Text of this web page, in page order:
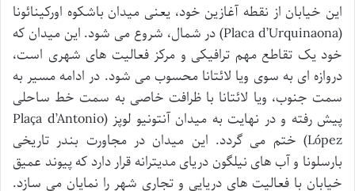
این خیابان از نقطه آغازین خود، یعنی میدان باشکوه اورکینائونا
(Placa d’Urquinaona) در شمال، شروع می شود. این میدان که
خود یک تقاطع مهم ترافیکی و مرکز فعالیت های شهری است،
دروازه ای به سوی ویا لائتانا محسوب می شود. در ادامه مسیر به
سمت جنوب، ویا لائتانا با ظرافت خاصی به سمت خط ساحلی
پیش رفته و در نهایت به میدان آنتونیو لوپز (Plaça d’Antonio
López) ختم می گردد. این میدان در مجاورت بندر تاریخی
بارسلونا و آب های نیلگون دریای مدیترانه قرار دارد که پیوند عمیق
خیابان با فعالیت های دریایی و تجاری شهر را نمایان می سازد.